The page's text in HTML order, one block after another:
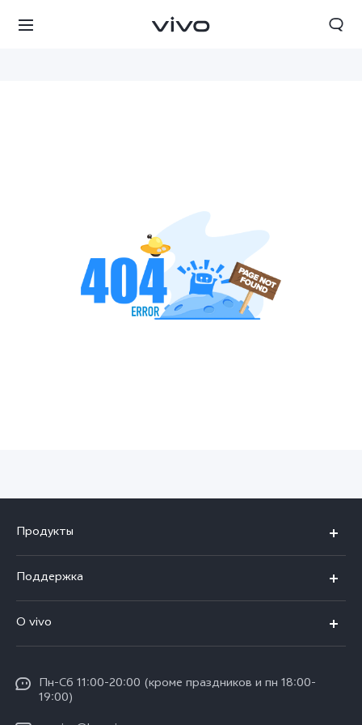
Kyrgyzstan | Выберите страну/регион
Продукты
V25e
Y02
Y35
Поддержка
Funtouch OS
IMEI аутентификация
Обновление системы
O vivo
Пресс Центр
Юридическая информация
Пн-Сб 11:00-20:00 (кроме праздников и пн 18:00-
19:00)